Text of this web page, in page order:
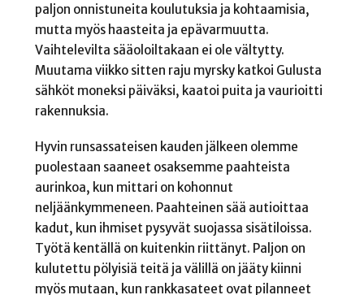
paljon onnistuneita koulutuksia ja kohtaamisia,
mutta myös haasteita ja epävarmuutta.
Vaihtelevilta sääoloiltakaan ei ole vältytty.
Muutama viikko sitten raju myrsky katkoi Gulusta
sähköt moneksi päiväksi, kaatoi puita ja vaurioitti
rakennuksia.
Hyvin runsassateisen kauden jälkeen olemme
puolestaan saaneet osaksemme paahteista
aurinkoa, kun mittari on kohonnut
neljäänkymmeneen. Paahteinen sää autioittaa
kadut, kun ihmiset pysyvät suojassa sisätiloissa.
Työtä kentällä on kuitenkin riittänyt. Paljon on
kulutettu pölyisiä teitä ja välillä on jääty kiinni
myös mutaan, kun rankkasateet ovat pilanneet